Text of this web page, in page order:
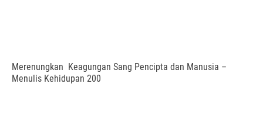
Merenungkan Keagungan Sang Pencipta dan Manusia –
Menulis Kehidupan 200